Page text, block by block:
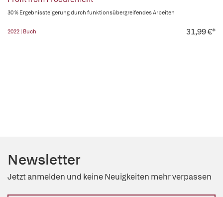
30 % Ergebnissteigerung durch funktionsübergreifendes Arbeiten
2022 | Buch 31,99 €*
Newsletter
Jetzt anmelden und keine Neuigkeiten mehr verpassen